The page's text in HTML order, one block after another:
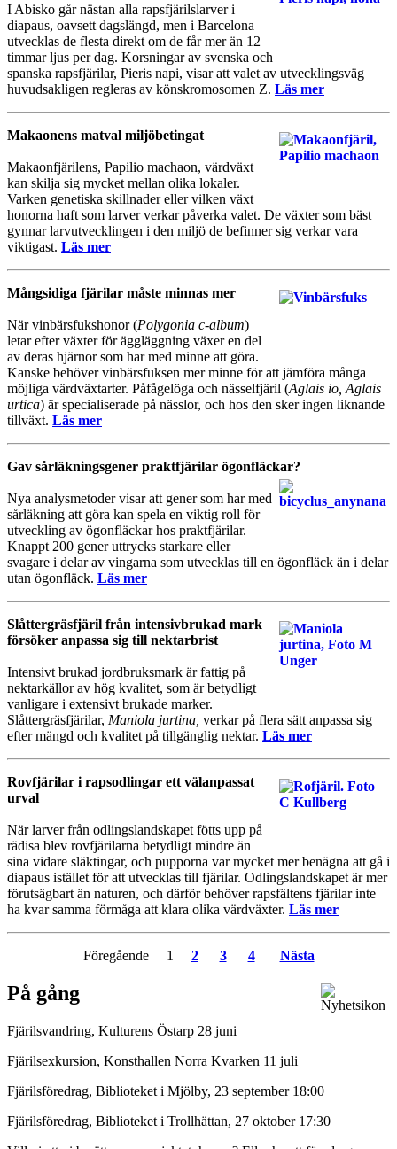
I Abisko går nästan alla rapsfjärilslarver i
diapaus, oavsett dagslängd, men i Barcelona
utvecklas de flesta direkt om de får mer än 12
timmar ljus per dag. Korsningar av svenska och
spanska rapsfjärilar, Pieris napi, visar att valet av utvecklingsväg
huvudsakligen regleras av könskromosomen Z. Läs mer
Makaonens matval miljöbetingat
Makaonfjärilens, Papilio machaon, värdväxt
kan skilja sig mycket mellan olika lokaler.
Varken genetiska skillnader eller vilken växt
honorna haft som larver verkar påverka valet. De växter som bäst
gynnar larvutvecklingen i den miljö de befinner sig verkar vara
viktigast. Läs mer
Mångsidiga fjärilar måste minnas mer
När vinbärsfukshonor (Polygonia c-album)
letar efter växter för äggläggning växer en del
av deras hjärnor som har med minne att göra.
Kanske behöver vinbärsfuksen mer minne för att jämföra många
möjliga värdväxtarter. Påfågelöga och nässelfjäril (Aglais io, Aglais
urtica) är specialiserade på nässlor, och hos den sker ingen liknande
tillväxt. Läs mer
Gav sårläkningsgener praktfjärilar ögonfläckar?
Nya analysmetoder visar att gener som har med
sårläkning att göra kan spela en viktig roll för
utveckling av ögonfläckar hos praktfjärilar.
Knappt 200 gener uttrycks starkare eller
svagare i delar av vingarna som utvecklas till en ögonfläck än i delar
utan ögonfläck. Läs mer
Slåttergräsfjäril från intensivbrukad mark
försöker anpassa sig till nektarbrist
Intensivt brukad jordbruksmark är fattig på
nektarkällor av hög kvalitet, som är betydligt
vanligare i extensivt brukade marker.
Slåttergräsfjärilar, Maniola jurtina, verkar på flera sätt anpassa sig
efter mängd och kvalitet på tillgänglig nektar. Läs mer
Rovfjärilar i rapsodlingar ett välanpassat
urval
När larver från odlingslandskapet fötts upp på
rädisa blev rovfjärilarna betydligt mindre än
sina vidare släktingar, och pupporna var mycket mer benägna att gå i
diapaus istället för att utvecklas till fjärilar. Odlingslandskapet är mer
förutsägbart än naturen, och därför behöver rapsfältens fjärilar inte
ha kvar samma förmåga att klara olika värdväxter. Läs mer
Föregående 1 2 3 4 Nästa
På gång
Fjärilsvandring, Kulturens Östarp 28 juni
Fjärilsexkursion, Konsthallen Norra Kvarken 11 juli
Fjärilsföredrag, Biblioteket i Mjölby, 23 september 18:00
Fjärilsföredrag, Biblioteket i Trollhättan, 27 oktober 17:30